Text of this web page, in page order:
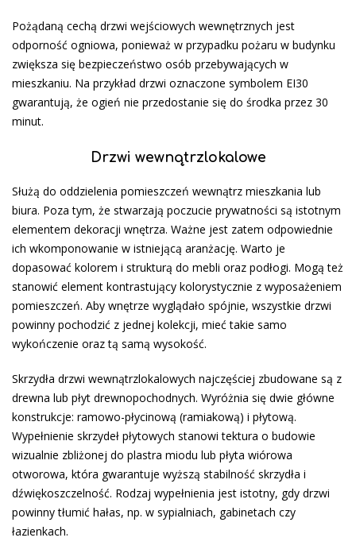
Pożądaną cechą drzwi wejściowych wewnętrznych jest
odporność ogniowa, ponieważ w przypadku pożaru w budynku
zwiększa się bezpieczeństwo osób przebywających w
mieszkaniu. Na przykład drzwi oznaczone symbolem EI30
gwarantują, że ogień nie przedostanie się do środka przez 30
minut.
Drzwi wewnątrzlokalowe
Służą do oddzielenia pomieszczeń wewnątrz mieszkania lub
biura. Poza tym, że stwarzają poczucie prywatności są istotnym
elementem dekoracji wnętrza. Ważne jest zatem odpowiednie
ich wkomponowanie w istniejącą aranżację. Warto je
dopasować kolorem i strukturą do mebli oraz podłogi. Mogą też
stanowić element kontrastujący kolorystycznie z wyposażeniem
pomieszczeń. Aby wnętrze wyglądało spójnie, wszystkie drzwi
powinny pochodzić z jednej kolekcji, mieć takie samo
wykończenie oraz tą samą wysokość.
Skrzydła drzwi wewnątrzlokalowych najczęściej zbudowane są z
drewna lub płyt drewnopochodnych. Wyróżnia się dwie główne
konstrukcje: ramowo-płycinową (ramiakową) i płytową.
Wypełnienie skrzydeł płytowych stanowi tektura o budowie
wizualnie zbliżonej do plastra miodu lub płyta wiórowa
otworowa, która gwarantuje wyższą stabilność skrzydła i
dźwiękoszczelność. Rodzaj wypełnienia jest istotny, gdy drzwi
powinny tłumić hałas, np. w sypialniach, gabinetach czy
łazienkach.